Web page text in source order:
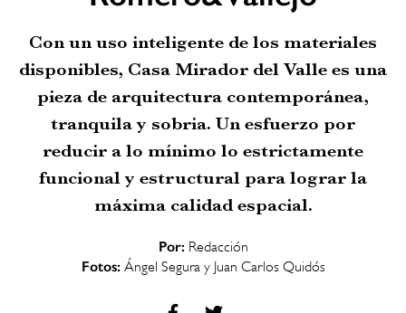
Con un uso inteligente de los materiales
disponibles, Casa Mirador del Valle es una
pieza de arquitectura contemporánea,
tranquila y sobria. Un esfuerzo por
reducir a lo mínimo lo estrictamente
funcional y estructural para lograr la
máxima calidad espacial.
Por: Redacción
Fotos: Ángel Segura y Juan Carlos Quidós